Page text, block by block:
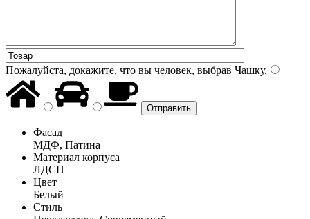
Пожалуйста, докажите, что вы человек, выбрав Чашку.
Фасад
МДФ, Патина
Материал корпуса
ЛДСП
Цвет
Белый
Стиль